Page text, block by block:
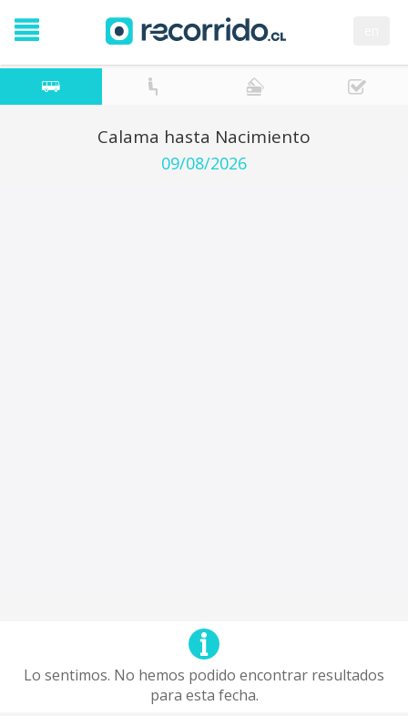
Calama hasta Nacimiento
09/08/2026
Lo sentimos. No hemos podido encontrar resultados
para esta fecha.